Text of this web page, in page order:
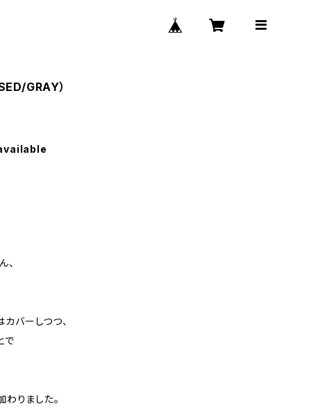
GRAY）
、
バーしつつ、
で
りました。